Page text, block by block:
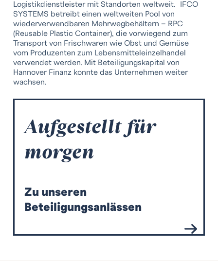
Logistikdienstleister mit Standorten weltweit. IFCO
SYSTEMS betreibt einen weltweiten Pool von
wiederverwendbaren Mehrwegbehältern – RPC
(Reusable Plastic Container), die vorwiegend zum
Transport von Frischwaren wie Obst und Gemüse
vom Produzenten zum Lebensmitteleinzelhandel
verwendet werden. Mit Beteiligungskapital von
Hannover Finanz konnte das Unternehmen weiter
wachsen.
Aufgestellt für
morgen
Zu unseren
Beteiligungsanlässen